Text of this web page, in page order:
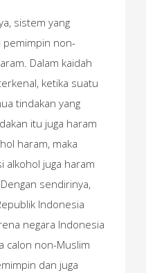
sistem yang
pemimpin non-
Dalam kaidah
ketika suatu
tindakan yang
itu juga haram
haram, maka
alkohol juga haram
sendirinya,
Indonesia
negara Indonesia
calon non-Muslim
dan juga